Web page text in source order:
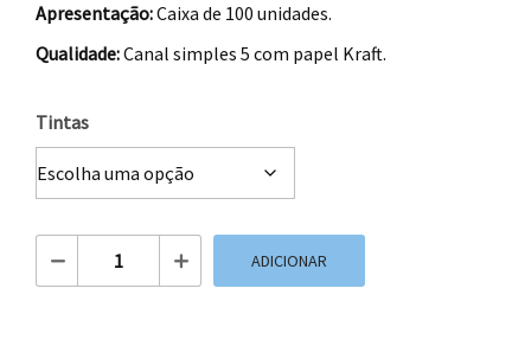
Apresentação:Caixa de 100 unidades.
Qualidade:Canal simples 5 com papel Kraft.
Tintas
Quantidade de Caixas de Cartão 57x37x13 cm
ADICIONAR